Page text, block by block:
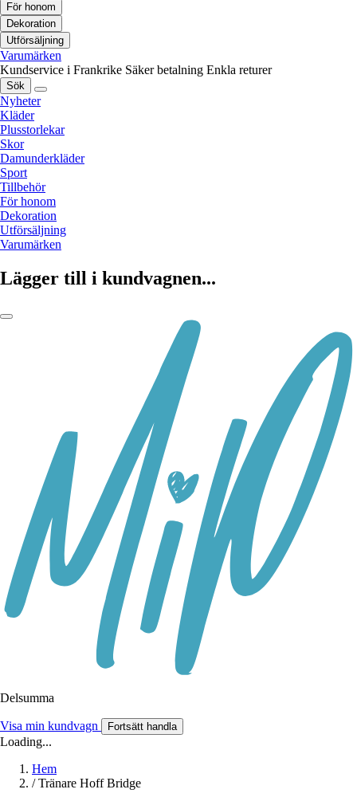
För honom
Dekoration
Utförsäljning
Varumärken
Kundservice i Frankrike Säker betalning Enkla returer
Sök
Nyheter
Kläder
Plusstorlekar
Skor
Damunderkläder
Sport
Tillbehör
För honom
Dekoration
Utförsäljning
Varumärken
Lägger till i kundvagnen...
Delsumma
Visa min kundvagn Fortsätt handla
Loading...
Hem
/ Tränare Hoff Bridge